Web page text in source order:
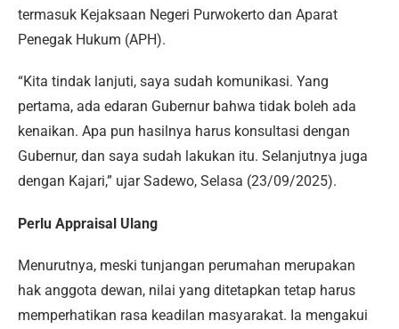
termasuk Kejaksaan Negeri Purwokerto dan Aparat
Penegak Hukum (APH).
“Kita tindak lanjuti, saya sudah komunikasi. Yang
pertama, ada edaran Gubernur bahwa tidak boleh ada
kenaikan. Apa pun hasilnya harus konsultasi dengan
Gubernur, dan saya sudah lakukan itu. Selanjutnya juga
dengan Kajari,” ujar Sadewo, Selasa (23/09/2025).
Perlu Appraisal Ulang
Menurutnya, meski tunjangan perumahan merupakan
hak anggota dewan, nilai yang ditetapkan tetap harus
memperhatikan rasa keadilan masyarakat. Ia mengakui